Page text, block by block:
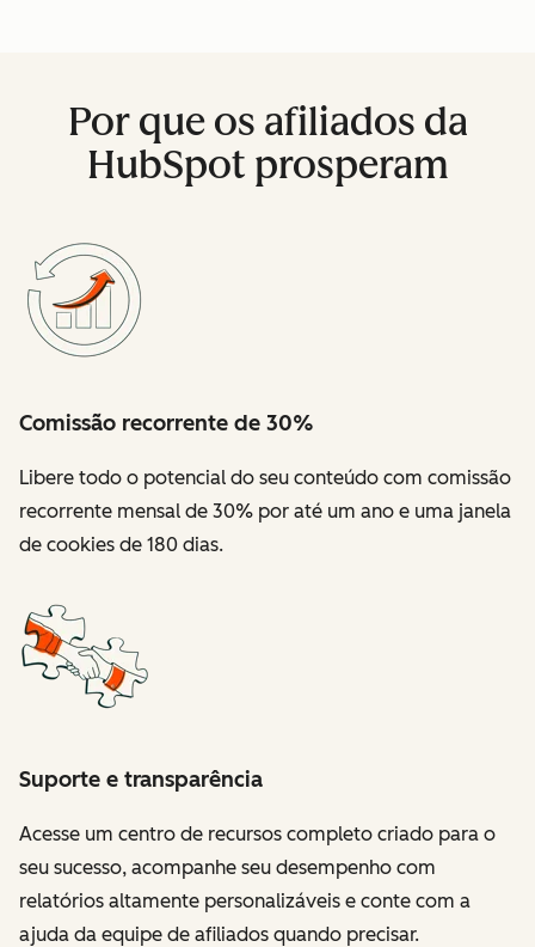
Por que os afiliados da
HubSpot prosperam
Comissão recorrente de 30%
Libere todo o potencial do seu conteúdo com comissão
recorrente mensal de 30% por até um ano e uma janela
de cookies de 180 dias.
Suporte e transparência
Acesse um centro de recursos completo criado para o
seu sucesso, acompanhe seu desempenho com
relatórios altamente personalizáveis e conte com a
ajuda da equipe de afiliados quando precisar.